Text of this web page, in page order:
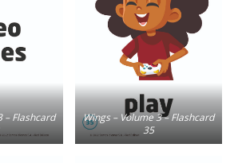
– Flashcard
Wings – Volume 3 – Flashcard
35